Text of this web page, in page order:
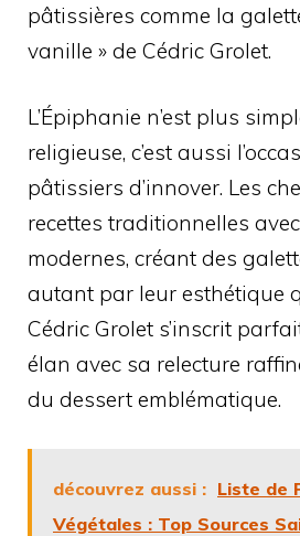
pâtissières comme la
vanille » de Cédric Grolet.
L’Épiphanie n’est plus
religieuse, c’est aussi
pâtissiers d’innover. Les
recettes traditionnelles
modernes, créant des
autant par leur esthétique
Cédric Grolet s’inscrit
élan avec sa relecture
du dessert emblématique.
découvrez aussi : Liste de
Végétales : Top Sources